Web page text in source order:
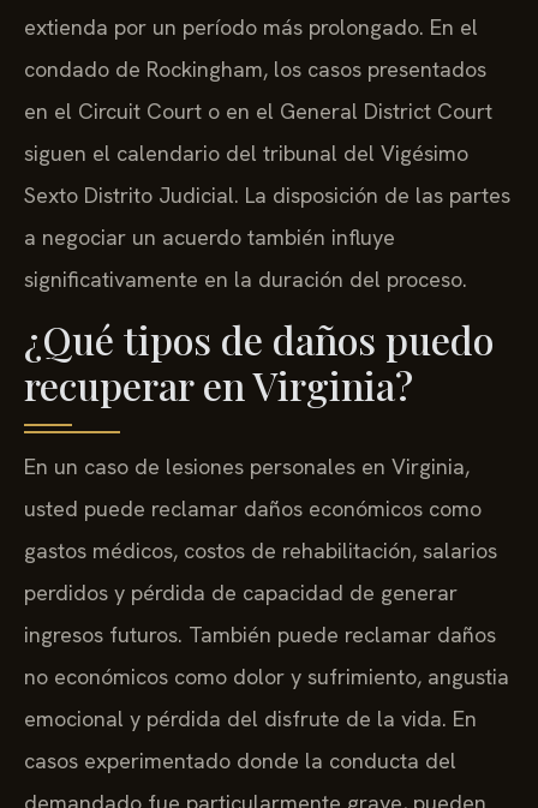
extienda por un período más prolongado. En el
condado de Rockingham, los casos presentados
en el Circuit Court o en el General District Court
siguen el calendario del tribunal del Vigésimo
Sexto Distrito Judicial. La disposición de las partes
a negociar un acuerdo también influye
significativamente en la duración del proceso.
¿Qué tipos de daños puedo
recuperar en Virginia?
En un caso de lesiones personales en Virginia,
usted puede reclamar daños económicos como
gastos médicos, costos de rehabilitación, salarios
perdidos y pérdida de capacidad de generar
ingresos futuros. También puede reclamar daños
no económicos como dolor y sufrimiento, angustia
emocional y pérdida del disfrute de la vida. En
casos experimentado donde la conducta del